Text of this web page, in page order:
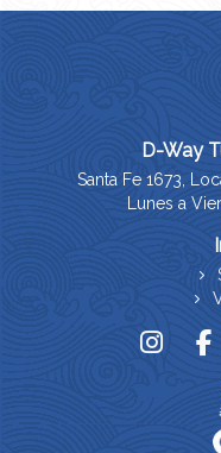
D-Way
Santa Fe 1673,
Lunes a